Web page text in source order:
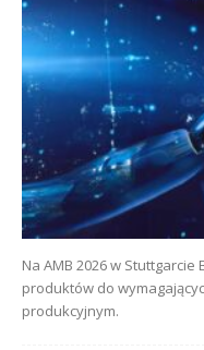
Na AMB 2026 w
produktów do
produkcyjnym.